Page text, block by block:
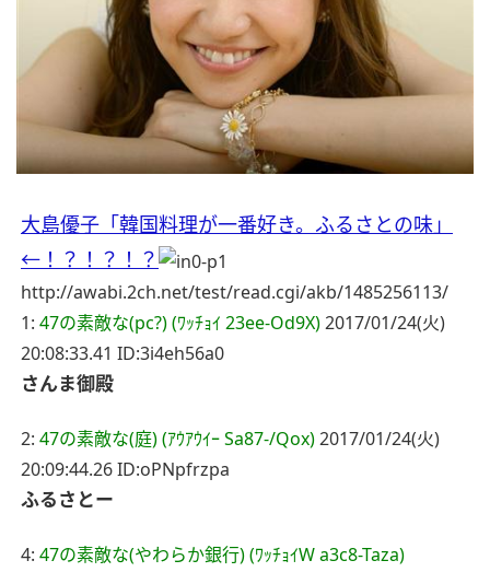
大島優子「韓国料理が一番好き。ふるさとの味」
←！？！？！？
http://awabi.2ch.net/test/read.cgi/akb/1485256113/
1: 47の素敵な(pc?) (ﾜｯﾁｮｲ 23ee-Od9X)2017/01/24(火)
20:08:33.41 ID:3i4eh56a0
さんま御殿
2: 47の素敵な(庭) (ｱｳｱｳｲｰ Sa87-/Qox)2017/01/24(火)
20:09:44.26 ID:oPNpfrzpa
ふるさとー
4: 47の素敵な(やわらか銀行) (ﾜｯﾁｮｲW a3c8-Taza)